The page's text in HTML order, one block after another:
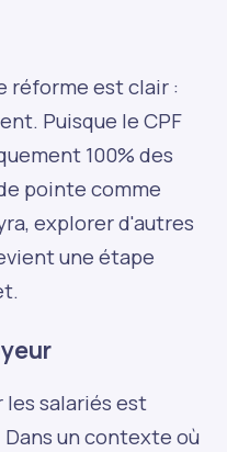
réforme est clair :
Puisque le CPF
100% des
pointe comme
explorer d'autres
une étape
salariés est
un contexte où